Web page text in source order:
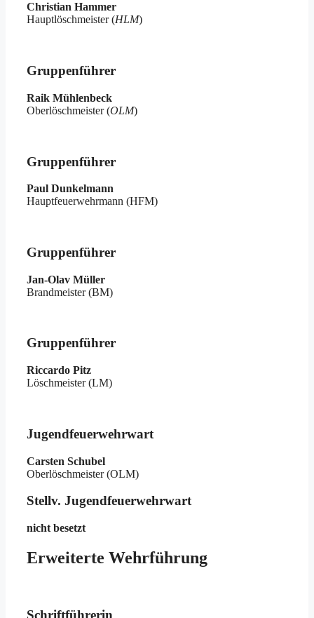
Christian Hammer
Hauptlöschmeister (HLM)
Gruppenführer
Raik Mühlenbeck
Oberlöschmeister (OLM)
Gruppenführer
Paul Dunkelmann
Hauptfeuerwehrmann (HFM)
Gruppenführer
Jan-Olav Müller
Brandmeister (BM)
Gruppenführer
Riccardo Pitz
Löschmeister (LM)
Jugendfeuerwehrwart
Carsten Schubel
Oberlöschmeister (OLM)
Stellv. Jugendfeuerwehrwart
nicht besetzt
Erweiterte Wehrführung
Schriftführerin